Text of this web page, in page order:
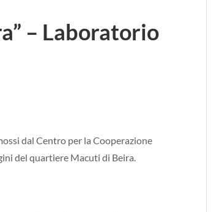
– Laboratorio
dal Centro per la Cooperazione
del quartiere Macuti di Beira.